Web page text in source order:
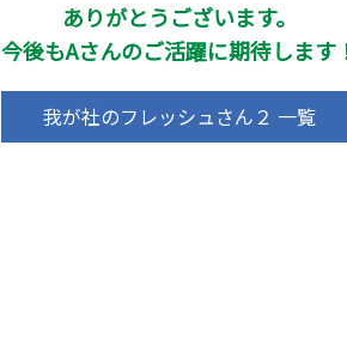
ありがとうございます。
今後もAさんのご活躍に期待します
我が社のフレッシュさん２ 一覧